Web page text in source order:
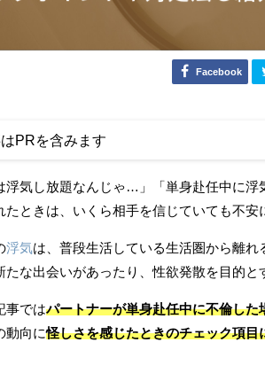
Facebook
PRを含みます
浮気し放題なんじゃ…」「単身赴任中に
たときは、いくら相手を信じていても不安
浮気は、普段生活している生活圏から離れ
たな出会いがあったり、性欲発散を目的と
事ではパートナーが単身赴任中に不倫した
動向に怪しさを感じたときのチェック項目